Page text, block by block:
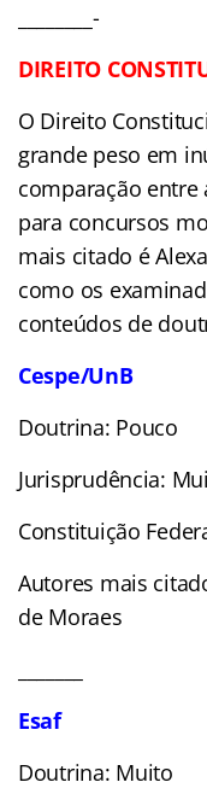
________-
DIREITO
O Direito
grande peso em
comparação entre
para concursos
mais citado é
como os
conteúdos de
Cespe/UnB
Doutrina: Pouco
Jurisprudência:
Constituição
Autores mais
de Moraes
Esaf
Doutrina: Muito